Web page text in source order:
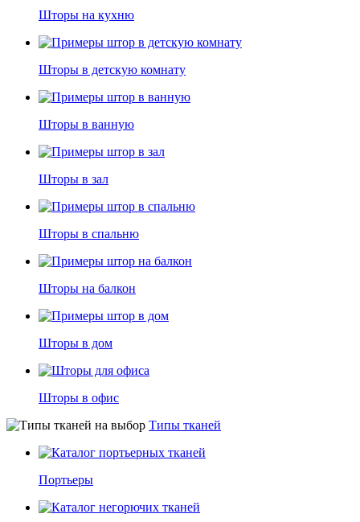
Шторы на кухню
Шторы в детскую комнату
Шторы в ванную
Шторы в зал
Шторы в спальню
Шторы на балкон
Шторы в дом
Шторы в офис
Типы тканей
Портьеры